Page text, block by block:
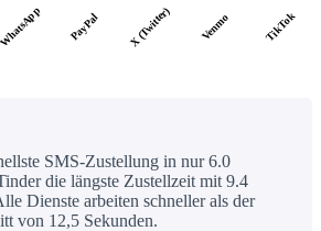
WhatsApp PayPal X (Twitter) Venmo TikTok
SMS-Zustellung in nur 6.0
die längste Zustellzeit mit 9.4
Dienste arbeiten schneller als der
von 12,5 Sekunden.